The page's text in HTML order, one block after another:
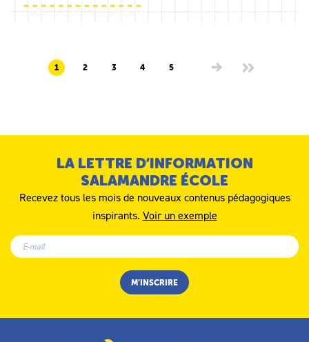
1 2 3 4 5
LA LETTRE D’INFORMATION
SALAMANDRE ÉCOLE
Recevez tous les mois de nouveaux contenus pédagogiques
inspirants. Voir un exemple